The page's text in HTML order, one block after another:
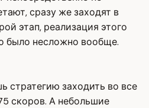
сразу же заходят в
этап, реализация этого
было несложно вообще.
стратегию заходить во все
скоров. А небольшие